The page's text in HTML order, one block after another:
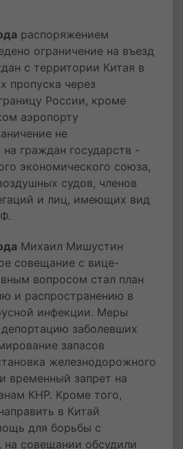
распоряжением
ограничение на въезд
с территории Китая в
пропуска через
России, кроме
аэропорту
не
граждан государств -
экономического союза,
судов, членов
и лиц, имеющих вид
Михаил Мишустин
совещание с вице-
вопросом стал план
и распространению в
инфекции. Меры
заболевших
запасов
железнодорожного
временный запрет на
КНР. Кроме того,
в Китай
для борьбы с
совещании обсудили